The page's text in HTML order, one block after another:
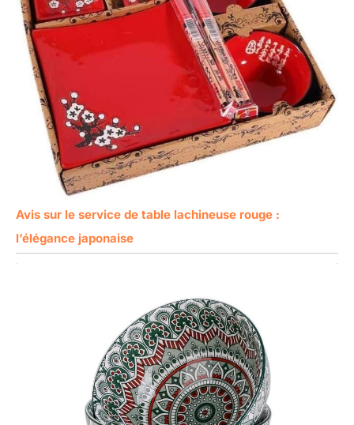
Avis sur le service de table lachineuse rouge :
l’élégance japonaise